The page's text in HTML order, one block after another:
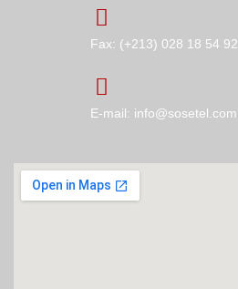
Fax: (+213) 028 18 54 92
E-mail: info@sosetel.com